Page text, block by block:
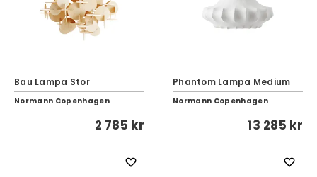
Bau Lampa Stor
Normann Copenhagen
2 785 kr
Phantom Lampa Medium
Normann Copenhagen
13 285 kr